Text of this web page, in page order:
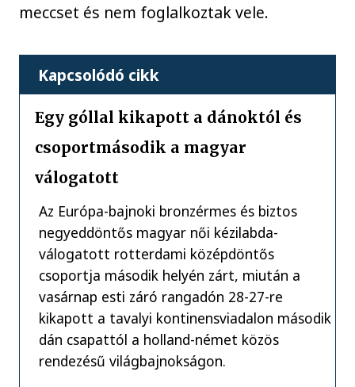
meccset és nem foglalkoztak vele.
Kapcsolódó cikk
Egy góllal kikapott a dánoktól és
csoportmásodik a magyar
válogatott
Az Európa-bajnoki bronzérmes és biztos
negyeddöntős magyar női kézilabda-
válogatott rotterdami középdöntős
csoportja második helyén zárt, miután a
vasárnap esti záró rangadón 28-27-re
kikapott a tavalyi kontinensviadalon második
dán csapattól a holland-német közös
rendezésű világbajnokságon.